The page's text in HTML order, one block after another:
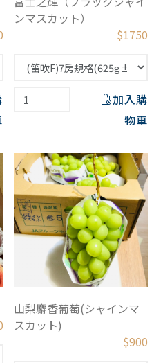
ンマスカット）
$1750
加入購
物車
山梨麝香葡萄(シャインマ
スカット)
$900